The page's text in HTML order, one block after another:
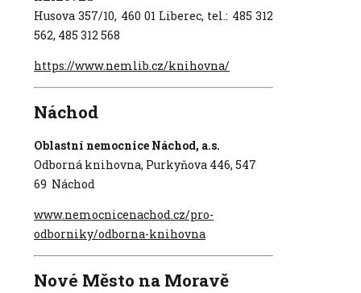
Husova 357/10, 460 01 Liberec, tel.: 485 312
562, 485 312 568
https://www.nemlib.cz/knihovna/
Náchod
Oblastní nemocnice Náchod, a.s.
Odborná knihovna, Purkyňova 446, 547
69 Náchod
www.nemocnicenachod.cz/pro-
odborniky/odborna-knihovna
Nové Město na Moravě